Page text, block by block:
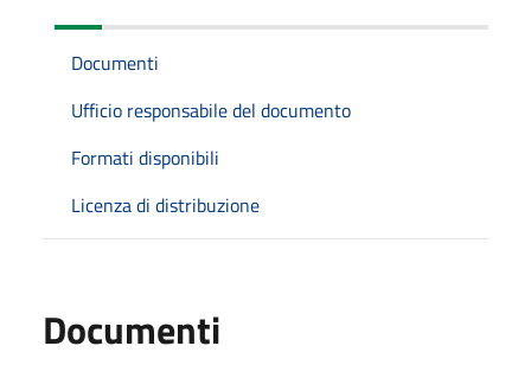
Documenti
Ufficio responsabile del documento
Formati disponibili
Licenza di distribuzione
Documenti